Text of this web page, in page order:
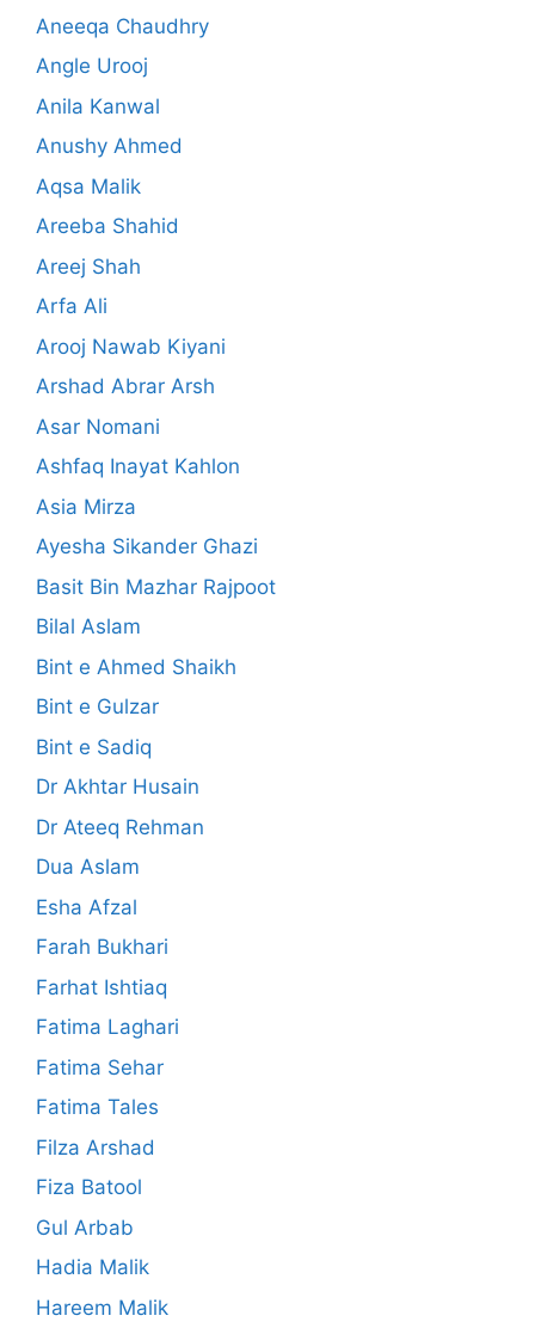
Aneeqa Chaudhry
Angle Urooj
Anila Kanwal
Anushy Ahmed
Aqsa Malik
Areeba Shahid
Areej Shah
Arfa Ali
Arooj Nawab Kiyani
Arshad Abrar Arsh
Asar Nomani
Ashfaq Inayat Kahlon
Asia Mirza
Ayesha Sikander Ghazi
Basit Bin Mazhar Rajpoot
Bilal Aslam
Bint e Ahmed Shaikh
Bint e Gulzar
Bint e Sadiq
Dr Akhtar Husain
Dr Ateeq Rehman
Dua Aslam
Esha Afzal
Farah Bukhari
Farhat Ishtiaq
Fatima Laghari
Fatima Sehar
Fatima Tales
Filza Arshad
Fiza Batool
Gul Arbab
Hadia Malik
Hareem Malik